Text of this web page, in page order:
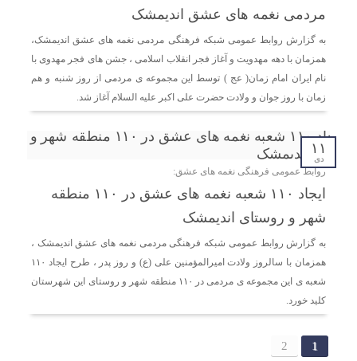
مردمی نغمه های عشق اندیمشک
به گزارش روابط عمومی شبکه فرهنگی مردمی نغمه های عشق اندیمشک،
همزمان با دهه مهدویت و آغاز فجر انقلاب اسلامی ، جشن های فجر مهدوی با
نام ایران امام زمان( عج ) توسط این مجموعه ی مردمی از روز شنبه و هم
زمان با روز جوان و ولادت حضرت علی اکبر علیه السلام آغاز شد.
۱۱
دی
روابط عمومی فرهنگی نغمه های عشق:
ایجاد ۱۱۰ شعبه نغمه های عشق در ۱۱۰ منطقه
شهر و روستای اندیمشک
به گزارش روابط عمومی شبکه فرهنگی مردمی نغمه های عشق اندیمشک ،
همزمان با سالروز ولادت امیرالمؤمنین علی (ع) و روز پدر ، طرح ایجاد ۱۱۰
شعبه ی این مجموعه ی مردمی در ۱۱۰ منطقه شهر و روستای این شهرستان
کلید خورد.
1
2